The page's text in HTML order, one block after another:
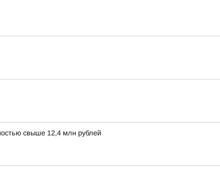
свыше 12,4 млн рублей